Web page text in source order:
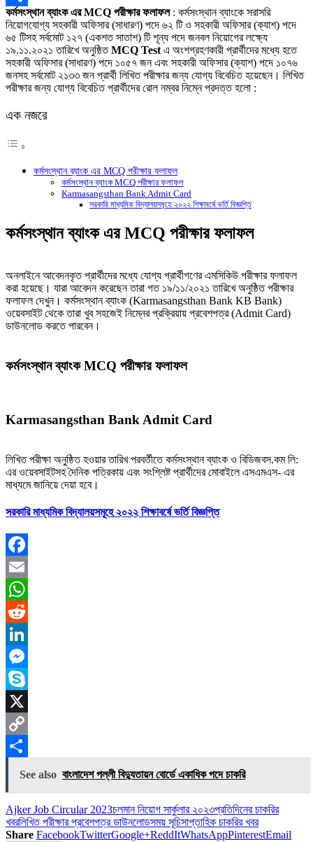
Link
Share
কর্মসংস্থান ব্যাংক এর MCQ পরীক্ষার ফলাফল: কর্মসংস্থান ব্যাংকে সরাসরি
নিয়ােগযােগ্য সহকারী অফিসার (সাধারণ) পদে ৬২ টি ও সহকারী অফিসার (ক্যাশ) পদে
৬৫ টিসহ সর্বমােট ১২৭ (একশত সাতাশ) টি শূন্য পদে জনবল নিয়ােগের লক্ষ্যে
১৯.১১.২০২১ তারিখে অনুষ্ঠিতMCQ Test এ অংশগ্রহণকারী প্রার্থীদের মধ্যে হতে
সহকারী অফিসার (সাধারণ) পদে ১০৫৭ জন এবং সহকারী অফিসার (ক্যাশ) পদে ১০৭৬
জনসহ সর্বমােট ২১৩৩ জন প্রার্থী লিখিত পরীক্ষার জন্য যোগ্য বিবেচিত হয়েছেন। লিখিত
পরীক্ষার জন্য যােগ্য বিবেচিত প্রার্থীদের রােল নম্বর নিম্নে প্রদত্ত হলাে :
এক নজরে
কর্মসংস্থান ব্যাংক এর MCQ পরীক্ষার ফলাফল
কর্মসংস্থান ব্যাংক MCQ পরীক্ষার ফলাফল
Karmasangsthan Bank Admit Card
সরকারি মাধ্যমিক বিদ্যালয়সমূহে ২০২২ শিক্ষাবর্ষে ভর্তি বিজ্ঞপ্তি
কর্মসংস্থান ব্যাংক এর MCQ পরীক্ষার ফলাফল
অনলাইনে আবেদনকৃত প্রার্থীদের মধ্যে যোগ্য প্রার্থীগণের এমসিকিউ পরীক্ষার ফলাফল
করা হয়েছে। যারা আবেদন করেছেন তারা গত ১৯/১১/২০২১ তারিখে অনুষ্ঠিত পরীক্ষার
ফলাফল দেখুন। কর্মসংস্থান ব্যাংক (Karmasangsthan Bank KB Bank)
ওয়েবসাইট থেকে তারা খুব সহজেই নিম্নের প্রক্রিয়ায় প্রবেশপত্র (Admit Card)
ডাউনলোড করতে পারবেন।
কর্মসংস্থান ব্যাংক MCQ পরীক্ষার ফলাফল
Karmasangsthan Bank Admit Card
লিখিত পরীক্ষা অনুষ্ঠিত হওয়ার তারিখ পরবর্তীতে কর্মসংস্থান ব্যাংক ও বিডিজবস.কম লি:
এর ওয়েবসাইটসহ দৈনিক পত্রিকায় এবং সংশ্লিষ্ট প্রার্থীদের মােবাইলে এসএমএস- এর
মাধ্যমে জানিয়ে দেয়া হবে।
সরকারি মাধ্যমিক বিদ্যালয়সমূহে ২০২২ শিক্ষাবর্ষে ভর্তি বিজ্ঞপ্তি
Facebook
Email
WhatsApp
Reddit
LinkedIn
Messenger
Skype
X
Copy
Link
Share
See also বাংলাদেশ পল্লী বিদ্যুতায়ন বাের্ডে একাধিক পদে চাকরি
Ajker Job Circular 2023চলমান নিয়োগ সার্কুলার ২০২৩প্রতিদিনের চাকরির
খবরলিখিত পরীক্ষার প্রবেশপত্র ডাউনলোডসময় সূচিসাপ্তাহিক চাকরির খবর
Share FacebookTwitterGoogle+ReddItWhatsAppPinterestEmail